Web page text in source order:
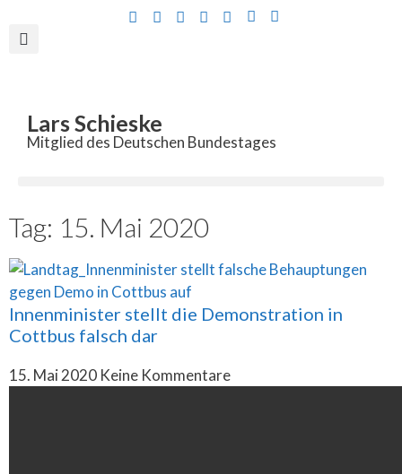
Lars Schieske
Mitglied des Deutschen Bundestages
Tag: 15. Mai 2020
Innenminister stellt die Demonstration in
Cottbus falsch dar
15. Mai 2020 Keine Kommentare